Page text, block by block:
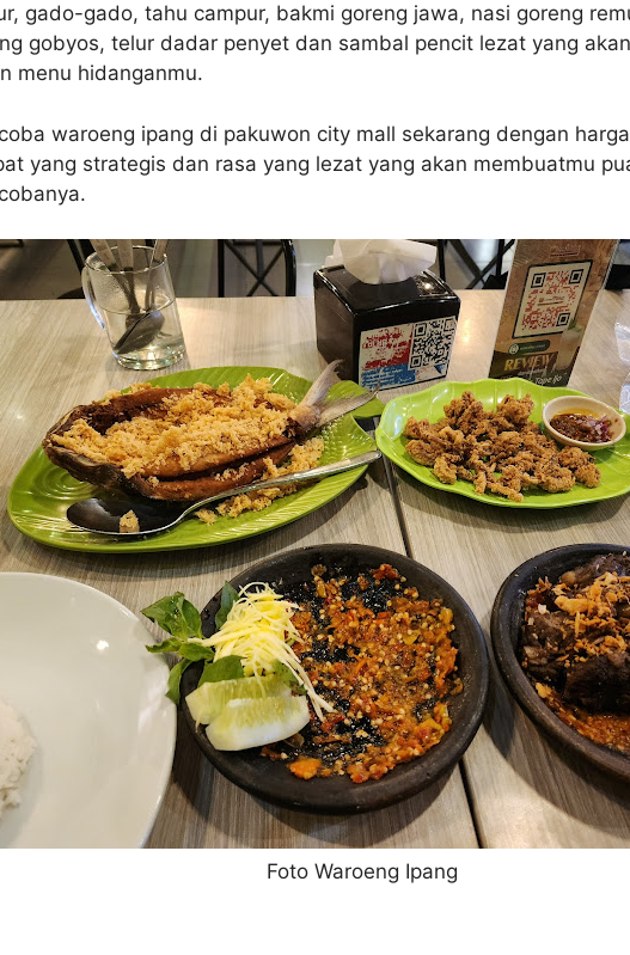
gado-gado, tahu campur, bakmi goreng jawa, nasi goreng
gobyos, telur dadar penyet dan sambal pencit lezat yang
menu hidanganmu.
waroeng ipang di pakuwon city mall sekarang dengan
yang strategis dan rasa yang lezat yang akan membuatmu
Foto Waroeng Ipang